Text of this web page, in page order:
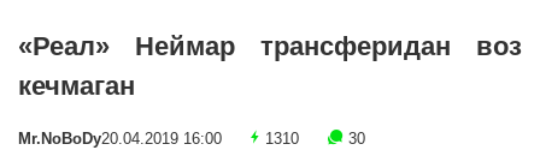
«Реал» Неймар трансферидан воз
кечмаган
Mr.NoBoDy20.04.2019 16:00 1310 30